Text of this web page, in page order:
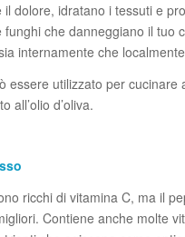
il dolore, idratano i tessuti e
che danneggiano il tuo
internamente che
essere utilizzato per cucinare
all’olio d’oliva.
ricchi di vitamina C, ma il
Contiene anche molte